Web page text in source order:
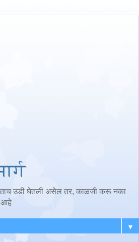
आताच उडी घेतली असेल तर, काळजी करू नका
आहे
▼